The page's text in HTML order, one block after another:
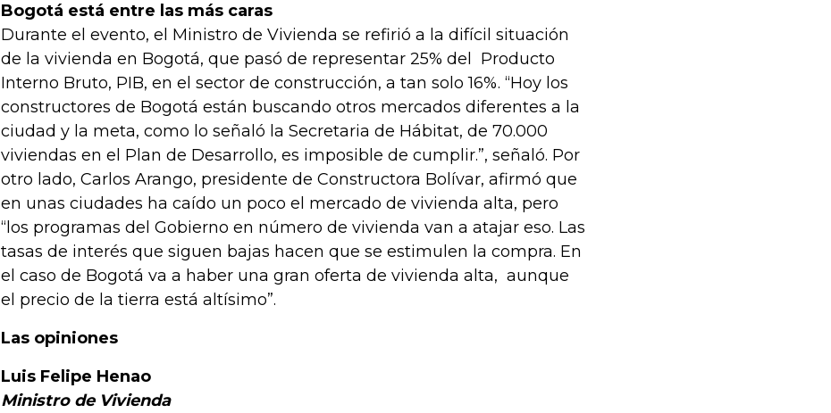
Bogotá está entre las más caras
Durante el evento, el Ministro de Vivienda se refirió a la difícil situación
de la vivienda en Bogotá, que pasó de representar 25% del Producto
Interno Bruto, PIB, en el sector de construcción, a tan solo 16%. “Hoy los
constructores de Bogotá están buscando otros mercados diferentes a la
ciudad y la meta, como lo señaló la Secretaria de Hábitat, de 70.000
viviendas en el Plan de Desarrollo, es imposible de cumplir.”, señaló. Por
otro lado, Carlos Arango, presidente de Constructora Bolívar, afirmó que
en unas ciudades ha caído un poco el mercado de vivienda alta, pero
“los programas del Gobierno en número de vivienda van a atajar eso. Las
tasas de interés que siguen bajas hacen que se estimulen la compra. En
el caso de Bogotá va a haber una gran oferta de vivienda alta, aunque
el precio de la tierra está altísimo”.
Las opiniones
Luis Felipe Henao
Ministro de Vivienda